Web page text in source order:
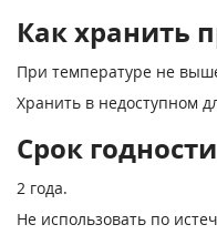
Как хранить
При температуре не
Хранить в недоступном
Срок годности
2 года.
Не использовать по